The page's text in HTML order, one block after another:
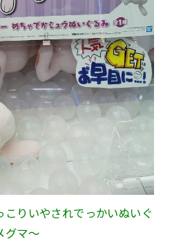
こりいやされでっかいぬいぐ
グマ～